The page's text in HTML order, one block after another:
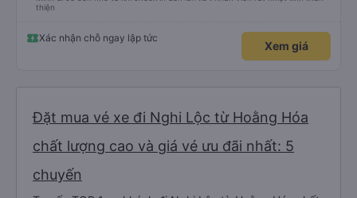
thiện
Xác nhận chỗ ngay lập tức
Xem giá
Đặt mua vé xe đi Nghi Lộc từ Hoằng Hóa
chất lượng cao và giá vé ưu đãi nhất: 5
chuyến